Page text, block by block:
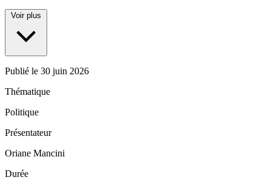
Voir plus
Publié le 30 juin 2026
Thématique
Politique
Présentateur
Oriane Mancini
Durée